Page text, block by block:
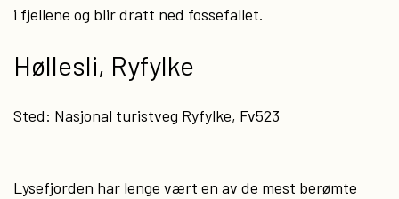
i fjellene og blir dratt ned fossefallet.
Høllesli, Ryfylke
Sted: Nasjonal turistveg Ryfylke, Fv523
Lysefjorden har lenge vært en av de mest berømte